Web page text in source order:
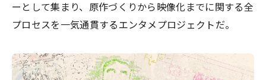
ーとして集まり、原作づくりから映像化までに関する全
プロセスを一気通貫するエンタメプロジェクトだ。